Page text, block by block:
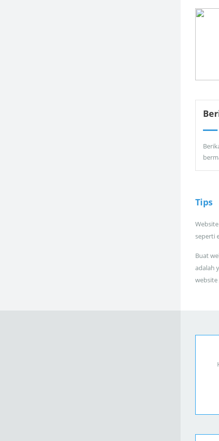
Tips
seperti
Buat
adalah
website